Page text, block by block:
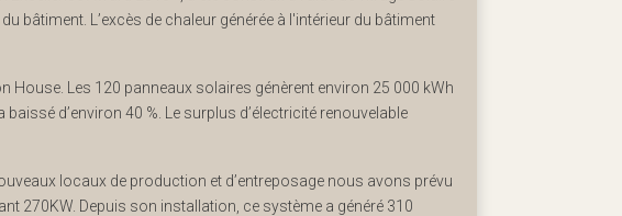
bâtiment. L’excès de chaleur générée à l'intérieur du bâtiment
House. Les 120 panneaux solaires génèrent environ 25 000 kWh
d’environ 40 %. Le surplus d’électricité renouvelable
locaux de production et d’entreposage nous avons prévu
270KW. Depuis son installation, ce système a généré 310